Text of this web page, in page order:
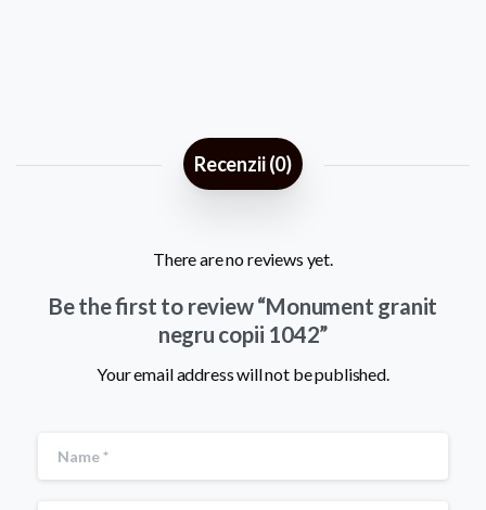
Recenzii (0)
There are no reviews yet.
Be the first to review “Monument granit
negru copii 1042”
Your email address will not be published.